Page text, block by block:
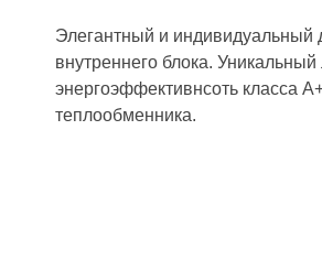
Элегантный и индивидуальный
внутреннего блока.
энергоэффективнсоть класса
теплообменника.